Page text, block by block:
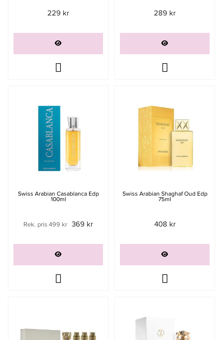
229 kr 289 kr
Swiss Arabian Casablanca Edp
100ml
Rek. pris 499 kr 369 kr
Swiss Arabian Shaghaf Oud Edp
75ml
408 kr